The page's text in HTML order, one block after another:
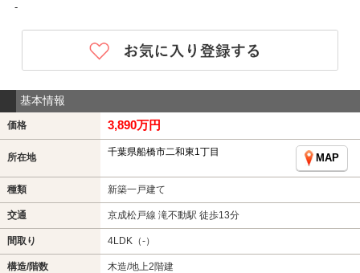
-
基本情報
価格 3,890万円
所在地 千葉県船橋市二和東1丁目
MAP
種類 新築一戸建て
交通 京成松戸線 滝不動駅 徒歩13分
間取り 4LDK（-）
構造/階数 木造/地上2階建